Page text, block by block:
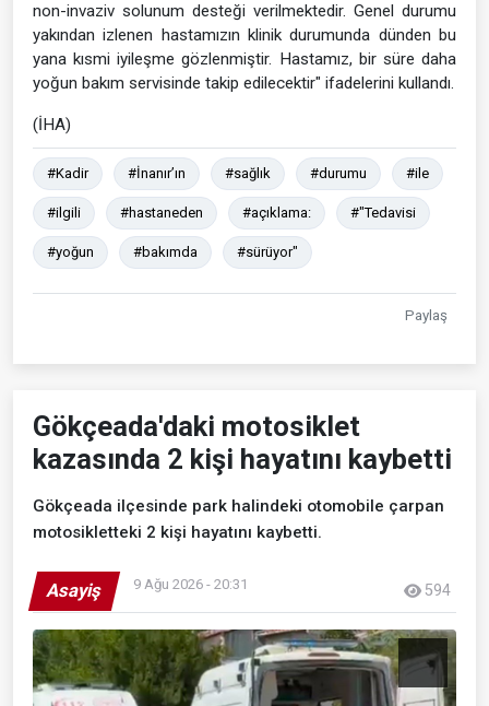
non-invaziv solunum desteği verilmektedir. Genel durumu
yakından izlenen hastamızın klinik durumunda dünden bu
yana kısmi iyileşme gözlenmiştir. Hastamız, bir süre daha
yoğun bakım servisinde takip edilecektir" ifadelerini kullandı.
(İHA)
#Kadir #İnanır’ın #sağlık #durumu #ile
#ilgili #hastaneden #açıklama: #"Tedavisi
#yoğun #bakımda #sürüyor"
Paylaş
Gökçeada'daki motosiklet
kazasında 2 kişi hayatını kaybetti
Gökçeada ilçesinde park halindeki otomobile çarpan
motosikletteki 2 kişi hayatını kaybetti.
Asayiş 9 Ağu 2026 - 20:31 594